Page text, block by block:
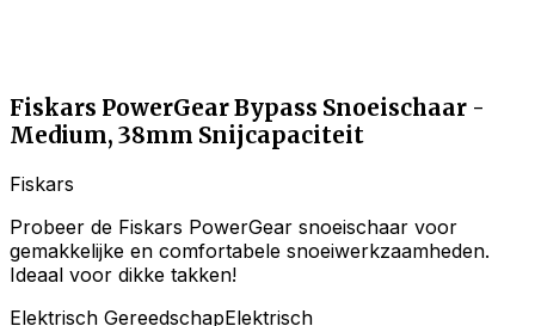
Fiskars PowerGear Bypass Snoeischaar -
Medium, 38mm Snijcapaciteit
Fiskars
Probeer de Fiskars PowerGear snoeischaar voor
gemakkelijke en comfortabele snoeiwerkzaamheden.
Ideaal voor dikke takken!
Elektrisch GereedschapElektrisch